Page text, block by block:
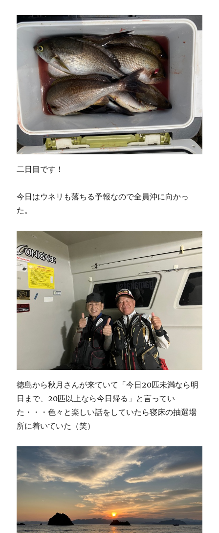
二日目です！
今日はウネリも落ちる予報なので全員沖に向かっ
た。
徳島から秋月さんが来ていて「今日20匹未満なら明
日まで、20匹以上なら今日帰る」と言ってい
た・・・色々と楽しい話をしていたら寝床の抽選場
所に着いていた（笑）